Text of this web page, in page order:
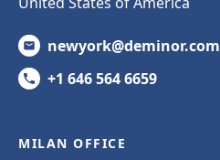
newyork@deminor.com
+1 646 564 6659
MILAN OFFICE